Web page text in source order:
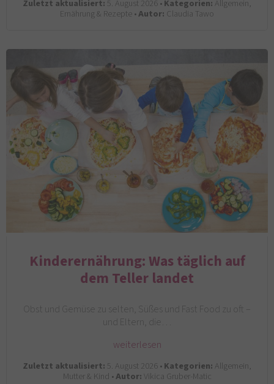
Zuletzt aktualisiert: 5. August 2026 •Kategorien: Allgemein,
Ernährung & Rezepte •Autor: Claudia Tawo
Kinderernährung: Was täglich auf
dem Teller landet
Obst und Gemüse zu selten, Süßes und Fast Food zu oft –
und Eltern, die…
weiterlesen
Zuletzt aktualisiert: 5. August 2026 •Kategorien: Allgemein,
Mutter & Kind •Autor:Vikica Gruber-Matic